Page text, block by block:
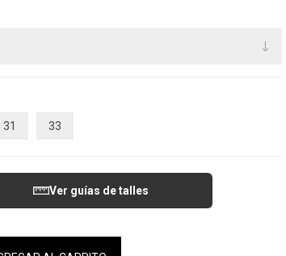
31 33
Ver guías de talles